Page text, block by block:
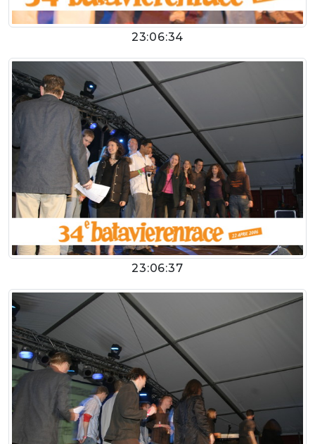
23:06:34
23:06:37